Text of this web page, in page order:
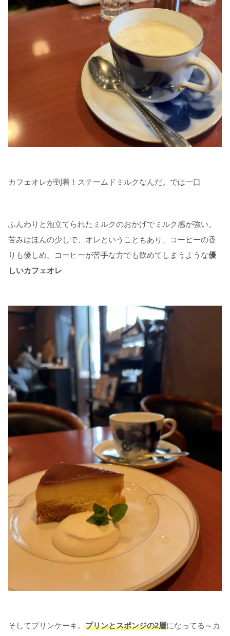
カフェオレが到着！スチームドミルクなんだ。では一口
ふんわりと泡立てられたミルクのおかげでミルク感が強い。
苦みはほんの少しで、オレということもあり、コーヒーの香
りも優しめ。コーヒーが苦手な方でも飲めてしまうような優
しいカフェオレ
そしてプリンケーキ。 プリンとスポンジの2層になってる～カ